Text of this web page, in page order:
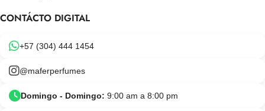
CONTÁCTO DIGITAL
+57 (304) 444 1454
@maferperfumes
Domingo - Domingo: 9:00 am a 8:00 pm